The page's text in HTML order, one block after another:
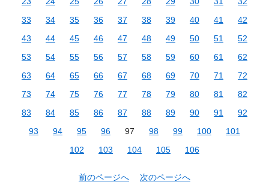
33
34 35 36 37 38 39 40 41
42
43
44 45 46 47 48 49 50 51
52
53
54 55 56 57 58 59 60 61
62
63
64 65 66 67 68 69 70 71
72
73
74 75 76 77 78 79 80 81
82
83
84 85 86 87 88 89 90 91
92
93
94 95 96 97 98 99 100
101
102
103 104 105 106
前のページへ 次のページへ